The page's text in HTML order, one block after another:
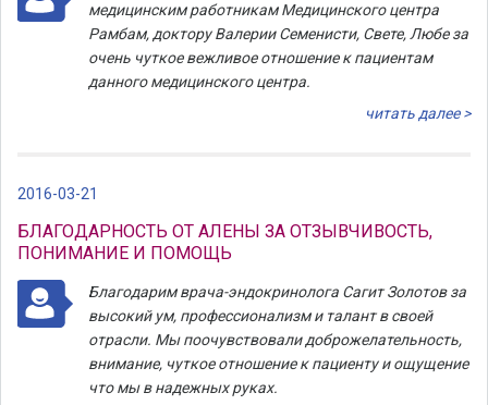
медицинским работникам Медицинского центра
Рамбам, доктору Валерии Семенисти, Свете, Любе за
очень чуткое вежливое отношение к пациентам
данного медицинского центра.
читать далее >
2016-03-21
БЛАГОДАРНОСТЬ ОТ АЛЕНЫ ЗА ОТЗЫВЧИВОСТЬ,
ПОНИМАНИЕ И ПОМОЩЬ
Благодарим врача-эндокринолога Сагит Золотов за
высокий ум, профессионализм и талант в своей
отрасли. Мы поочувствовали доброжелательность,
внимание, чуткое отношение к пациенту и ощущение
что мы в надежных руках.